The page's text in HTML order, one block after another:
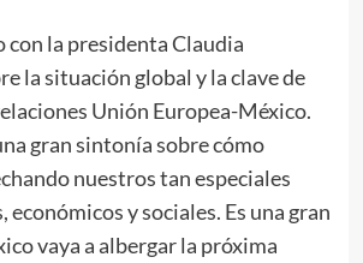
con la presidenta Claudia
la situación global y la clave de
Unión Europea-México.
gran sintonía sobre cómo
nuestros tan especiales
económicos y sociales. Es una gran
vaya a albergar la próxima